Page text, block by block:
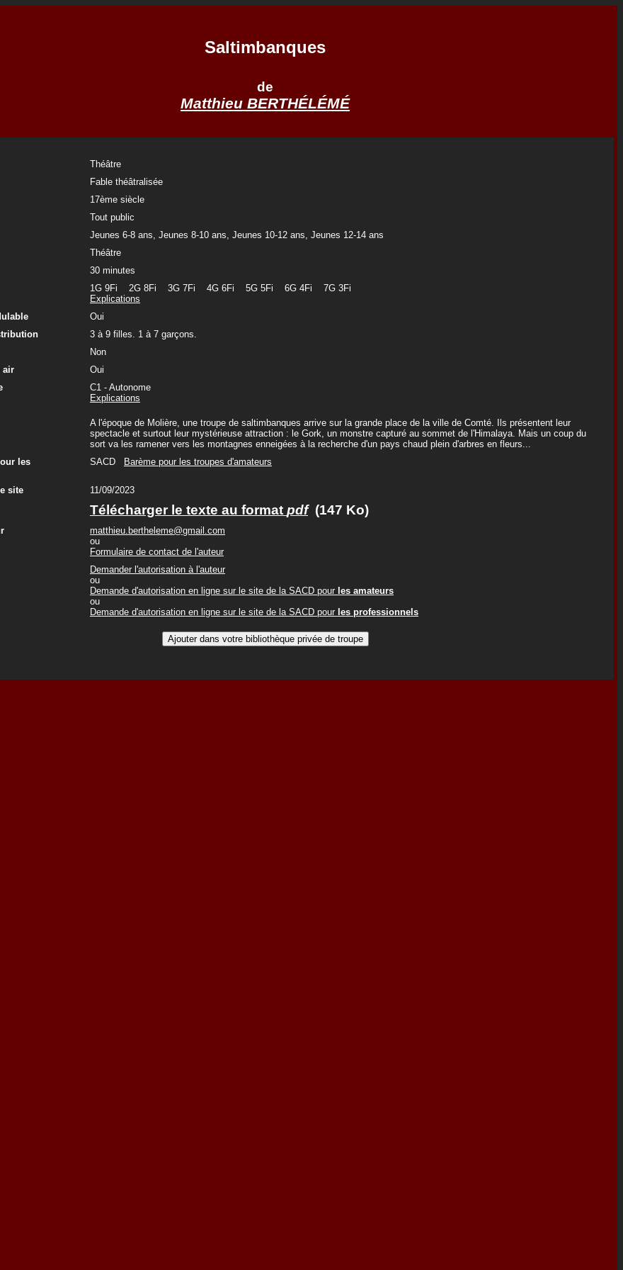
Saltimbanques
de
Matthieu BERTHÉLÉMÉ
Théâtre
Fable théâtralisée
17ème siècle
Tout public
Jeunes 6-8 ans, Jeunes 8-10 ans, Jeunes 10-12 ans, Jeunes 12-14 ans
Théâtre
30 minutes
1G 9Fi 2G 8Fi 3G 7Fi 4G 6Fi 5G 5Fi 6G 4Fi 7G 3Fi
Explications
Oui
3 à 9 filles. 1 à 7 garçons.
Non
air
Oui
C1 - Autonome
Explications
A l'époque de Molière, une troupe de saltimbanques arrive sur la grande place de la ville de Comté. Ils présentent leur
spectacle et surtout leur mystérieuse attraction : le Gork, un monstre capturé au sommet de l'Himalaya. Mais un coup du
sort va les ramener vers les montagnes enneigées à la recherche d'un pays chaud plein d'arbres en fleurs...
les
SACD Barème pour les troupes d'amateurs
site
11/09/2023
Télécharger le texte au format pdf(147 Ko)
matthieu.bertheleme@gmail.com
ou
Formulaire de contact de l'auteur
Demander l'autorisation à l'auteur
ou
Demande d'autorisation en ligne sur le site de la SACD pour les amateurs
ou
Demande d'autorisation en ligne sur le site de la SACD pour les professionnels